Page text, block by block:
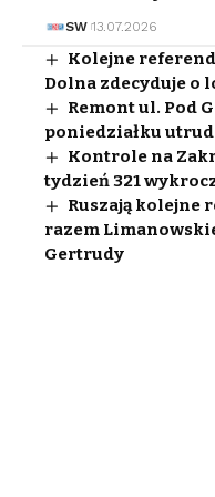
SW 13.07.2026
Kolejne
Dolna zdecyduje o
Remont ul. Pod
poniedziałku
Kontrole na
tydzień 321
Ruszają kolejne
razem
Gertrudy